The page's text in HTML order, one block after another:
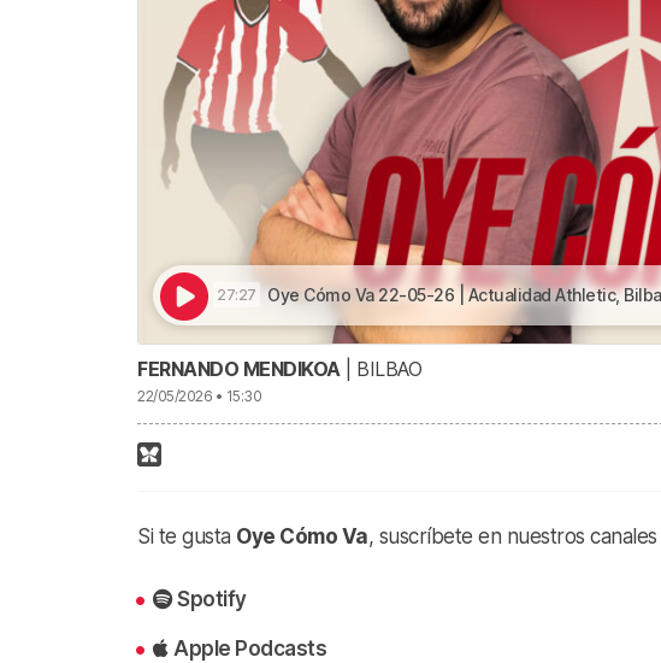
27:27 Oye Cómo Va 22-05-26 | Actualidad Athletic, Bilbao Basket y
FERNANDO MENDIKOA| BILBAO
22/05/2026 • 15:30
Si te gusta Oye Cómo Va, suscríbete en nuestros
Spotify
Apple Podcasts